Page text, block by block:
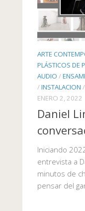
ARTE
PLÁSTICOS DE
AUDIO /
/INSTALACION /
ENERO 2, 2022
Daniel
Iniciando
entrevista a
minutos de
pensar del